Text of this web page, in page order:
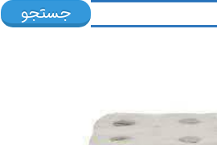
جستجو